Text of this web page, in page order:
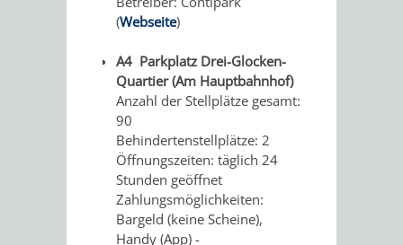
UND
(Webseite)
A4 Parkplatz Drei-Glocken-
Quartier (Am Hauptbahnhof)
Anzahl der Stellplätze gesamt:
90
Behindertenstellplätze: 2
Öffnungszeiten: täglich 24
Stunden geöffnet
Zahlungsmöglichkeiten:
Bargeld (keine Scheine),
Handy (App) -